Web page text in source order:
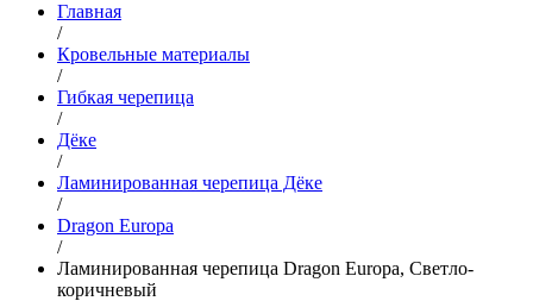
Главная
/
Кровельные материалы
/
Гибкая черепица
/
Дёке
/
Ламинированная черепица Дёке
/
Dragon Europa
/
Ламинированная черепица Dragon Europa, Светло-
коричневый